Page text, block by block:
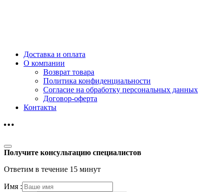
Доставка и оплата
О компании
Возврат товара
Политика конфиденциальности
Согласие на обработку персональных данных
Договор-оферта
Контакты
Получите консультацию специалистов
Ответим в течение 15 минут
Имя :